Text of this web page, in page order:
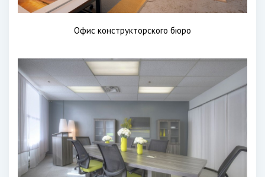
Офис конструкторского бюро